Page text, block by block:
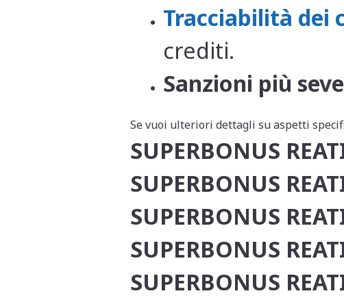
Tracciabilità dei
crediti.
Sanzioni più
Se vuoi ulteriori dettagli su aspetti
SUPERBONUS
SUPERBONUS
SUPERBONUS
SUPERBONUS
SUPERBONUS